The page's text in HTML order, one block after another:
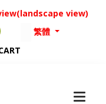
view)
繁體